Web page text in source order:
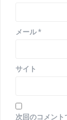
メール*
サイト
次回のコメント